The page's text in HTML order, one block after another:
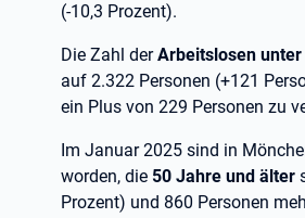
(-10,3 Prozent).
Die Zahl derArbeitslosen
auf 2.322 Personen (+121
ein Plus von 229 Personen zu
Im Januar 2025 sind in
worden, die 50 Jahre und älter
Prozent) und 860 Personen